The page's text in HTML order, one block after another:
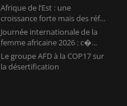
Afrique de l’Est : une
croissance forte mais des réf...
Journée internationale de la
femme africaine 2026 : c�...
Le groupe AFD à la COP17 sur
la désertification